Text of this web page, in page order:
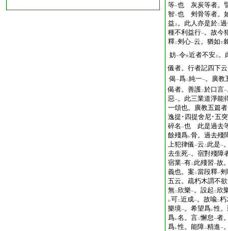
等一也 灰炭等者。
智一也 㓨骨等者。
益
上 。此人亦是於二
種不利益行一。故今
釋二㓨心一云。猶如下
妨一令中近者不安 上 。
儀者。行者記四下
偈一爲二純一一。廣教
偈者。善護二於口言一
惡一。此三業道淨能
一頌也。廣教五篇
逸提･四提舍尼･五
碎名 一也 此是過去
餘殘爲レ骨。過去殘
上犯律儀一云 二 此是一
去生死一。宿對殘障
宿業一有二 此殘習一故
義也。案二當段釋一
五云。疏朽木謂不
無二 欣樂一。設起 二 欣
レ可二近成一。故喩二朽
樂境一。希望爲レ性
爲レ名。言二懈怠一者
爲レ性。能障二精進一